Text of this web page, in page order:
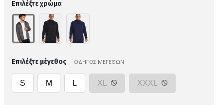
Επιλέξτε χρώμα
Επιλέξτε μέγεθος ΟΔΗΓΟΣ ΜΕΓΕΘΩΝ
S M L XL XXXL